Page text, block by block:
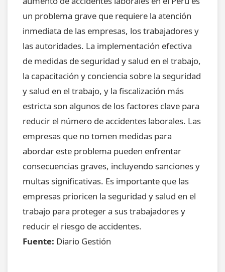
un problema grave que requiere la atención
inmediata de las empresas, los trabajadores y
las autoridades. La implementación efectiva
de medidas de seguridad y salud en el trabajo,
la capacitación y conciencia sobre la seguridad
y salud en el trabajo, y la fiscalización más
estricta son algunos de los factores clave para
reducir el número de accidentes laborales. Las
empresas que no tomen medidas para
abordar este problema pueden enfrentar
consecuencias graves, incluyendo sanciones y
multas significativas. Es importante que las
empresas prioricen la seguridad y salud en el
trabajo para proteger a sus trabajadores y
reducir el riesgo de accidentes.
Fuente: Diario Gestión